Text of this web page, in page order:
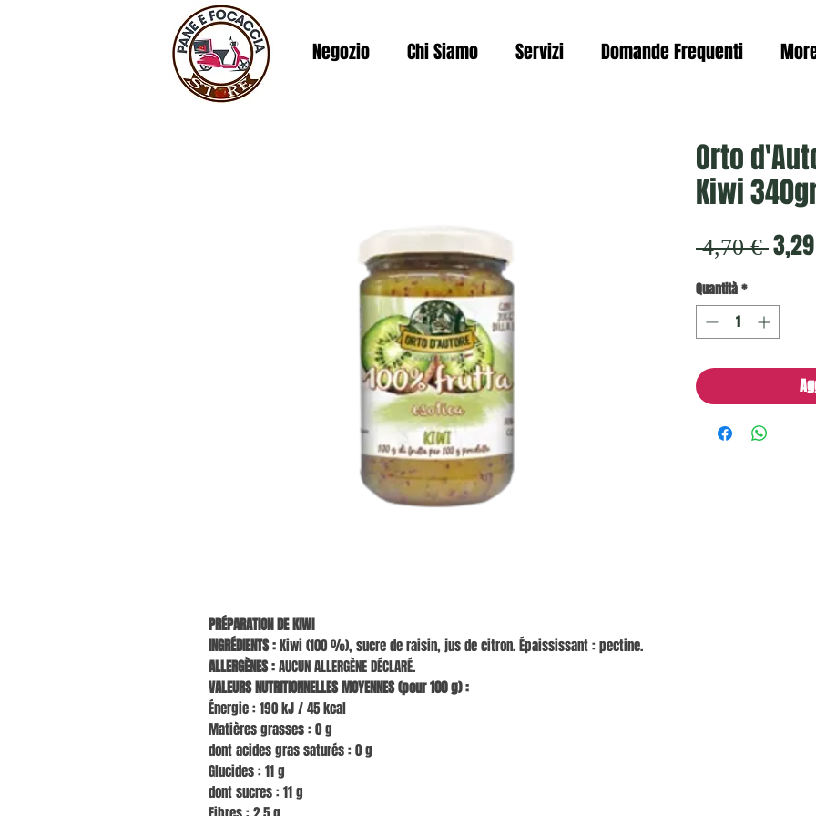
Negozio Chi Siamo Servizi Domande Frequenti
PRÉPARATION DE KIWI
INGRÉDIENTS :Kiwi (100 %), sucre de raisin, jus de citron. Épaississant : pectine.
ALLERGÈNES :AUCUN ALLERGÈNE DÉCLARÉ.
VALEURS NUTRITIONNELLES MOYENNES (pour 100 g) :
Énergie : 190 kJ / 45 kcal
Matières grasses : 0 g
dont acides gras saturés : 0 g
Glucides : 11 g
dont sucres : 11 g
Orto
Kiwi
4,70 €
Quantità*